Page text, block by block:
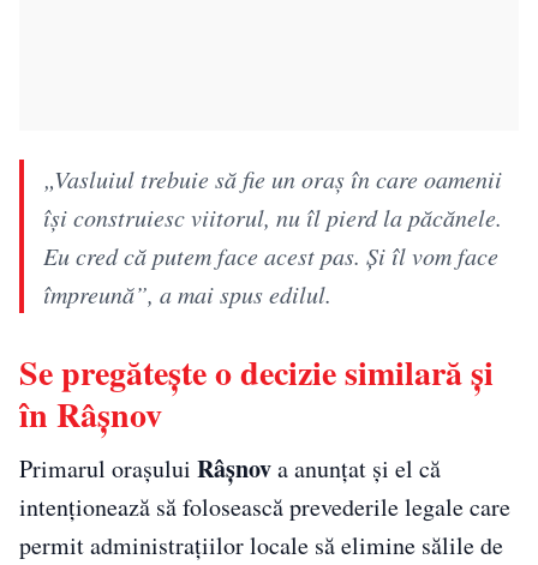
„Vasluiul trebuie să fie un oraş în care oamenii
îşi construiesc viitorul, nu îl pierd la păcănele.
Eu cred că putem face acest pas. Şi îl vom face
împreună”, a mai spus edilul.
Se pregătește o decizie similară și
în Râșnov
Primarul orașului Râșnova anunțat și el că
intenționează să folosească prevederile legale care
permit administrațiilor locale să elimine sălile de